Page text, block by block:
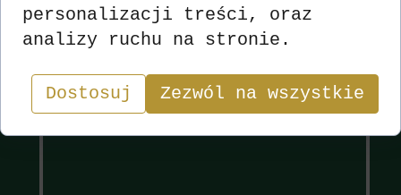
"W skacie wygrywa nie ten, kto ma najlepsze karty,
personalizacji treści, oraz
analizy ruchu na stronie.
Dostosuj Zezwól na wszystkie